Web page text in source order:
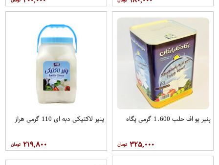
پنیر یو اف حلب 1.600 گرمی پگاه
۳۲۵,۰۰۰
پنیر لاکتیکی دبه ای 110 گرمی هراز
۲۱۹,۸۰۰